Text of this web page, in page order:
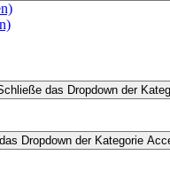
das Dropdown der
Dropdown der Kategorie